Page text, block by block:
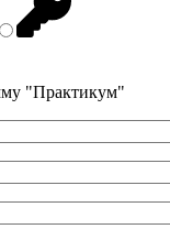
"Практикум"